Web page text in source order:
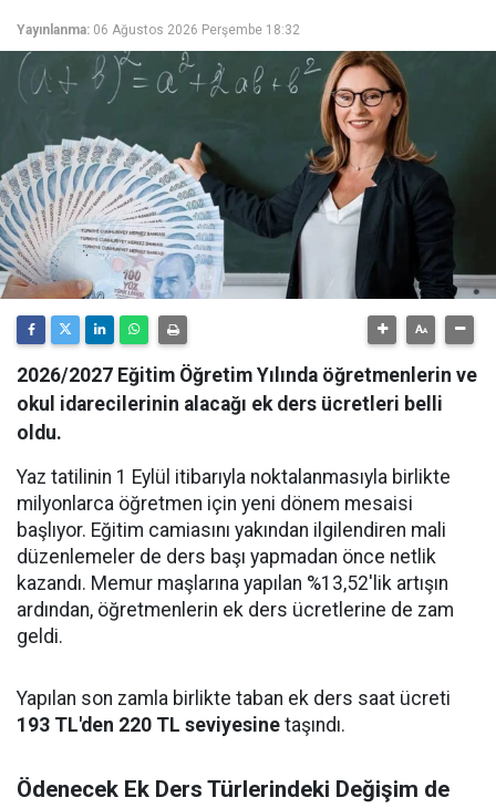
Yayınlanma: 06 Ağustos 2026 Perşembe 18:32
2026/2027 Eğitim Öğretim Yılında öğretmenlerin ve
okul idarecilerinin alacağı ek ders ücretleri belli
oldu.
Yaz tatilinin 1 Eylül itibarıyla noktalanmasıyla birlikte
milyonlarca öğretmen için yeni dönem mesaisi
başlıyor. Eğitim camiasını yakından ilgilendiren mali
düzenlemeler de ders başı yapmadan önce netlik
kazandı. Memur maşlarına yapılan %13,52'lik artışın
ardından, öğretmenlerin ek ders ücretlerine de zam
geldi.
Yapılan son zamla birlikte taban ek ders saat ücreti
193 TL'den 220 TL seviyesine taşındı.
Ödenecek Ek Ders Türlerindeki Değişim de